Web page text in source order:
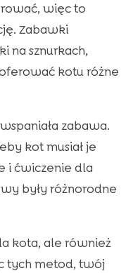
więc to
Zabawki
na sznurkach,
kotu różne
zabawa.
kot musiał je
i ćwiczenie dla
były różnorodne
kota, ale również
tych metod, twój